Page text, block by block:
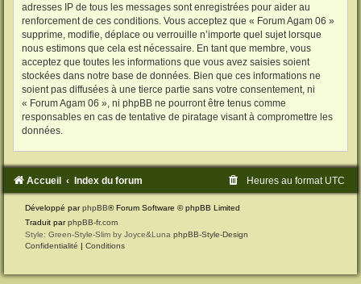
adresses IP de tous les messages sont enregistrées pour aider au
renforcement de ces conditions. Vous acceptez que « Forum Agam 06 »
supprime, modifie, déplace ou verrouille n’importe quel sujet lorsque
nous estimons que cela est nécessaire. En tant que membre, vous
acceptez que toutes les informations que vous avez saisies soient
stockées dans notre base de données. Bien que ces informations ne
soient pas diffusées à une tierce partie sans votre consentement, ni
« Forum Agam 06 », ni phpBB ne pourront être tenus comme
responsables en cas de tentative de piratage visant à compromettre les
données.
Accueil Index du forum Heures au format UTC
Développé parphpBB® Forum Software © phpBB Limited
Traduit parphpBB-fr.com
Style: Green-Style-Slim by Joyce&Luna phpBB-Style-Design
Confidentialité | Conditions